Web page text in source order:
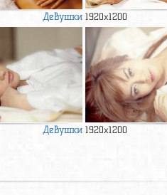
Девушки 1920x1200
Девушки 1920x1200